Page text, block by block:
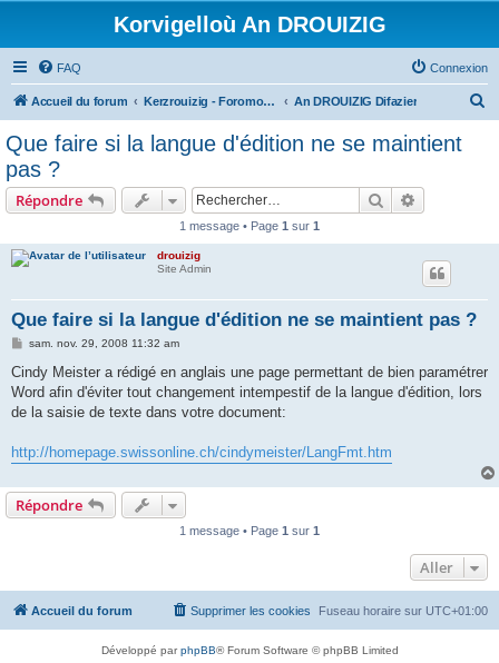
Korvigelloù An DROUIZIG
FAQ Connexion
Accueil du forum Kerzrouizig - Foromoù An Drouizig An DROUIZIG Difazier
Que faire si la langue d'édition ne se maintient
pas ?
Répondre Rechercher
1 message • Page 1 sur 1
drouizig
Site Admin
Que faire si la langue d'édition ne se maintient pas ?
M
s
a
g
sam. nov. 29, 2008 11:32 am
Cindy Meister a rédigé en anglais une page permettant de bien paramétrer
Word afin d'éviter tout changement intempestif de la langue d'édition, lors
de la saisie de texte dans votre document:
http://homepage.swissonline.ch/cindymeister/LangFmt.htm
Répondre
1 message • Page 1 sur 1
Aller
Accueil du forum Fuseau horaire sur UTC+01:00
Supprimer les cookies
Développé parphpBB® Forum Software © phpBB Limited